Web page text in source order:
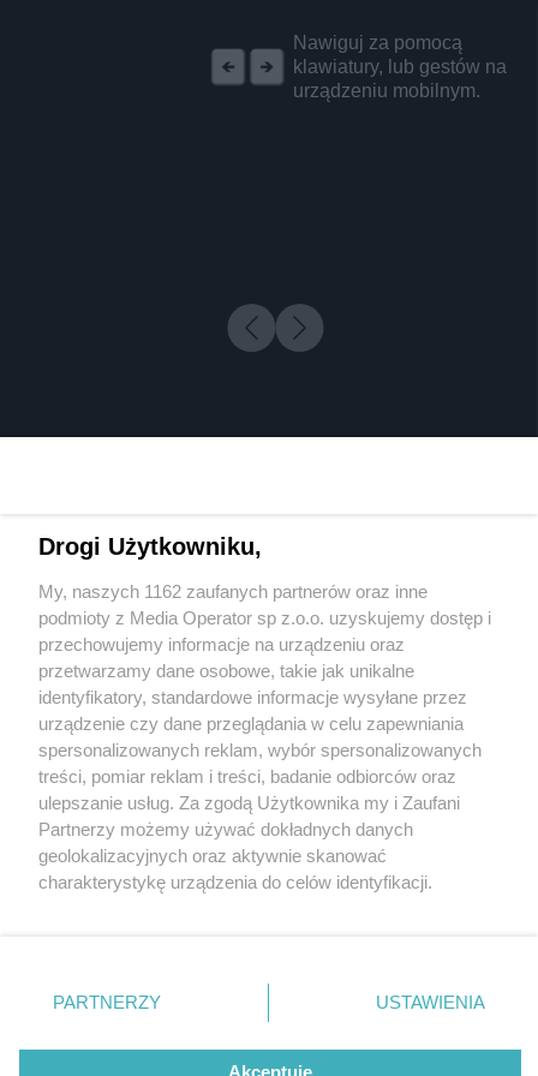
Nawiguj za pomocą
klawiatury, lub gestów na
urządzeniu mobilnym.
1 / 0
Wydawca mediów lokalnych
Nie zapomnij
zapoznać się z:
polityką prywatności regulamin korzystania z portali
Twojemiasto
Piekary Śląskie
Chorzów
Tarnowskie Góry
Gliwice
Skontakuj sięz nami
Kontakt
Wydawca
Redakcja
Drogi Użytkowniku,
My, naszych 1162 zaufanych partnerów oraz inne
podmioty z Media Operator sp z.o.o. uzyskujemy dostęp i
przechowujemy informacje na urządzeniu oraz
przetwarzamy dane osobowe, takie jak unikalne
identyfikatory, standardowe informacje wysyłane przez
urządzenie czy dane przeglądania w celu zapewniania
spersonalizowanych reklam, wybór spersonalizowanych
treści, pomiar reklam i treści, badanie odbiorców oraz
ulepszanie usług. Za zgodą Użytkownika my i Zaufani
Partnerzy możemy używać dokładnych danych
geolokalizacyjnych oraz aktywnie skanować
charakterystykę urządzenia do celów identyfikacji.
zmienić/wycofać klikając przycisk ustawień prywatności
znajdujący się w lewym dolnym rogu strony
rodzaje przetwarzania danych nie wymagają zgody
użytkownika, ale masz prawo sprzeciwić się takiemu
PARTNERZY USTAWIENIA
Akceptuję